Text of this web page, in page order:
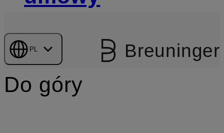
PL Breuninger
Do góry